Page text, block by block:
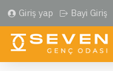
Giriş yap Bayi Giriş